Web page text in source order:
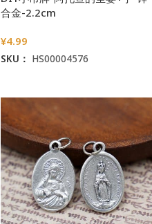
合金-2.2cm
¥4.99
SKU： HS00004576